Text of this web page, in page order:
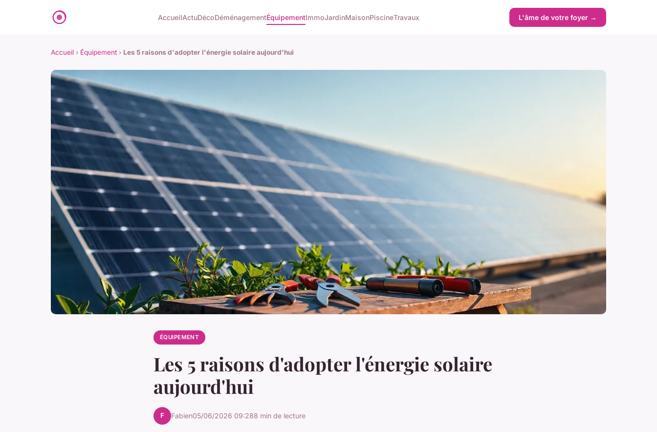
AccueilActuDécoDéménagementÉquipementImmoJardinMaisonPiscineTravaux L'âme de votre foyer →
Accueil › Équipement › Les 5 raisons d'adopter l'énergie solaire aujourd'hui
ÉQUIPEMENT
Les 5 raisons d'adopter l'énergie solaire
aujourd'hui
F Fabien05/06/2026 09:288 min de lecture